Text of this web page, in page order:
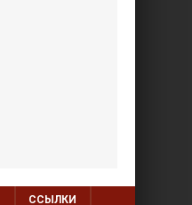
ССЫЛКИ